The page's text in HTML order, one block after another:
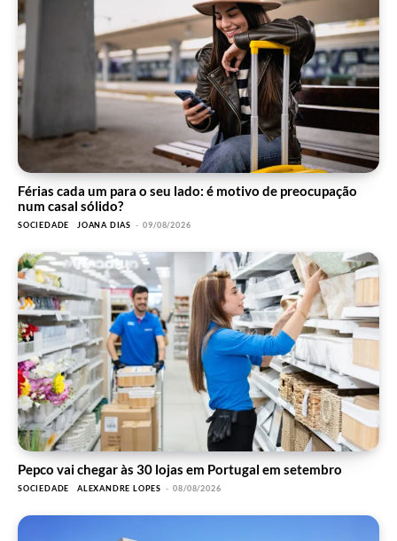
Férias cada um para o seu lado: é motivo de preocupação
num casal sólido?
SOCIEDADE JOANA DIAS - 09/08/2026
Pepco vai chegar às 30 lojas em Portugal em setembro
SOCIEDADE ALEXANDRE LOPES - 08/08/2026